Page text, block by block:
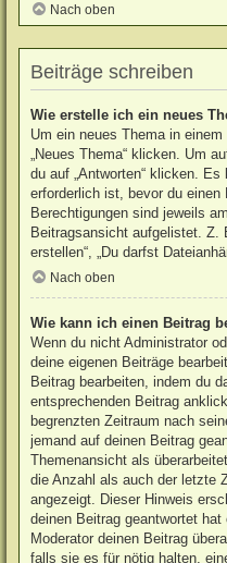
Nach oben
Beiträge schreiben
Wie erstelle ich ein neues
Um ein neues Thema in
„Neues Thema“ klicken. Um
du auf „Antworten“ klicken.
erforderlich ist, bevor du
Berechtigungen sind jeweils
Beitragsansicht aufgelistet. Z.
erstellen“, „Du darfst
Nach oben
Wie kann ich einen Beitrag
Wenn du nicht Administrator
deine eigenen Beiträge
Beitrag bearbeiten, indem du
entsprechenden Beitrag
begrenzten Zeitraum nach
jemand auf deinen Beitrag
Themenansicht als
die Anzahl als auch der letzte
angezeigt. Dieser Hinweis
deinen Beitrag geantwortet
Moderator deinen Beitrag
falls sie es für nötig halten,